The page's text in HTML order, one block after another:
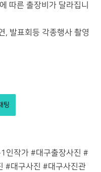
따른 출장비가 달라집니
, 발표회등 각종행사 촬영
팅
인작가 #대구출장사진 #
#대구사진 #대구사진관